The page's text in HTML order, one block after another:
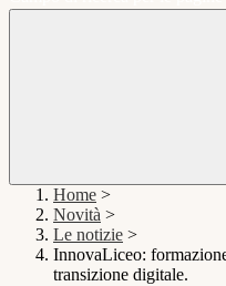
Home >
Novità >
Le notizie >
InnovaLiceo:
transizione digitale.